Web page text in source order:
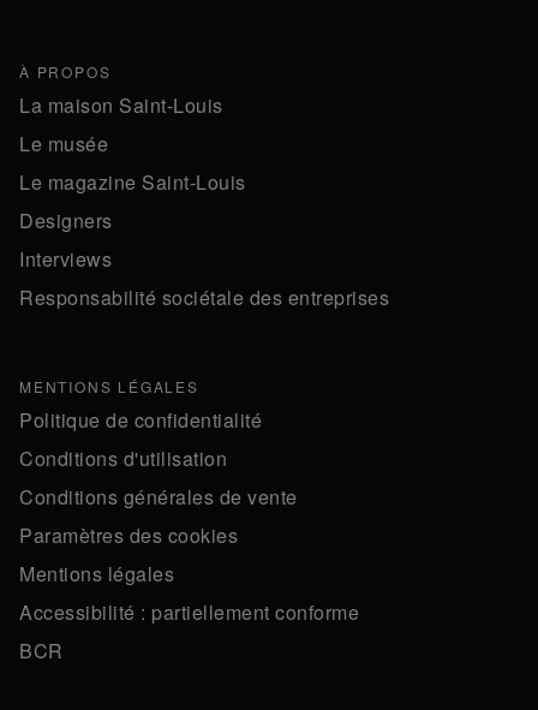
À PROPOS
La maison Saint-Louis
Le musée
Le magazine Saint-Louis
Designers
Interviews
Responsabilité sociétale des entreprises
MENTIONS LÉGALES
Politique de confidentialité
Conditions d'utilisation
Conditions générales de vente
Paramètres des cookies
Mentions légales
Accessibilité : partiellement conforme
BCR